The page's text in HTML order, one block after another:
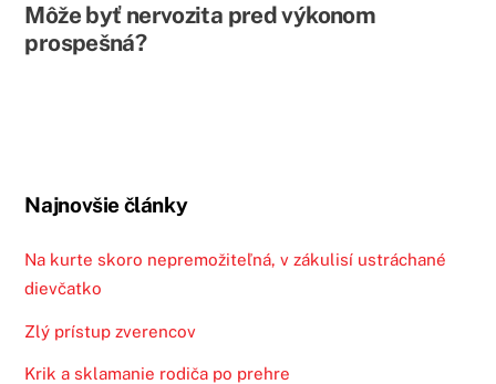
Môže byť nervozita pred výkonom
prospešná?
Najnovšie články
Na kurte skoro nepremožiteľná, v zákulisí ustráchané
dievčatko
Zlý prístup zverencov
Krik a sklamanie rodiča po prehre